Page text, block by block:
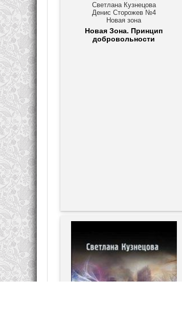
Светлана Кузнецова
Денис Сторожев №4
Новая зона
Новая Зона. Принцип
добровольности